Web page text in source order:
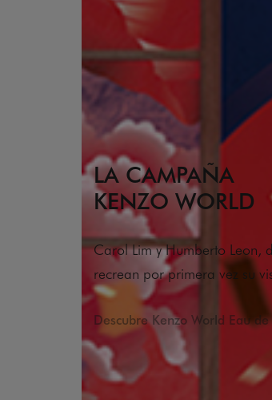
LA CAMPAÑA
KENZO WORLD
Carol Lim y Humberto Leon,
recrean por primera vez su
Descubre Kenzo World Eau